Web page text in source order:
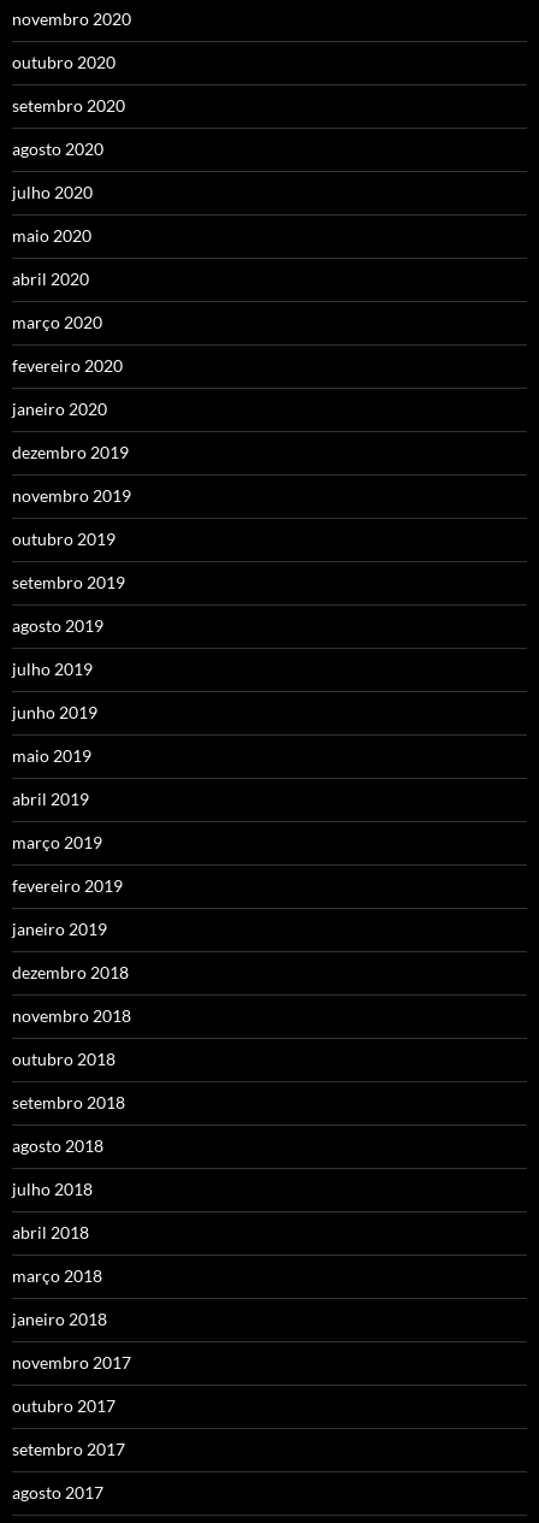
novembro 2020
outubro 2020
setembro 2020
agosto 2020
julho 2020
maio 2020
abril 2020
março 2020
fevereiro 2020
janeiro 2020
dezembro 2019
novembro 2019
outubro 2019
setembro 2019
agosto 2019
julho 2019
junho 2019
maio 2019
abril 2019
março 2019
fevereiro 2019
janeiro 2019
dezembro 2018
novembro 2018
outubro 2018
setembro 2018
agosto 2018
julho 2018
abril 2018
março 2018
janeiro 2018
novembro 2017
outubro 2017
setembro 2017
agosto 2017